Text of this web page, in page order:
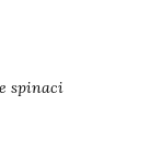
spinaci